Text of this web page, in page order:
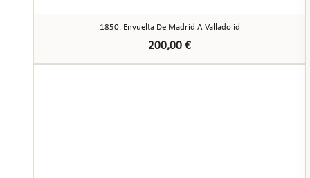
1850. Envuelta De Madrid A Valladolid
200,00 €